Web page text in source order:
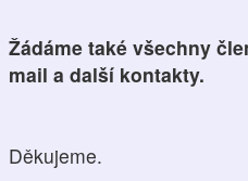
Žádáme také všechny
mail a další kontakty.
Děkujeme.